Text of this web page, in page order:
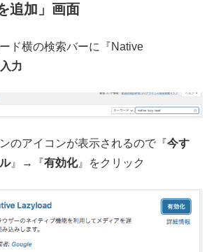
追加」画面
ド横の検索バーに『Native
入力
のアイコンが表示されるので『今す
』→『有効化』をクリック